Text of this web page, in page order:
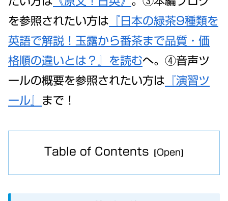
を参照されたい方は 『日本の緑茶9種類を
英語で解説！玉露から番茶まで品質・価
格順の違いとは？』を読むへ。④音声ツ
ールの概要を参照されたい方は 『演習ツ
ール』 まで！
Table of Contents